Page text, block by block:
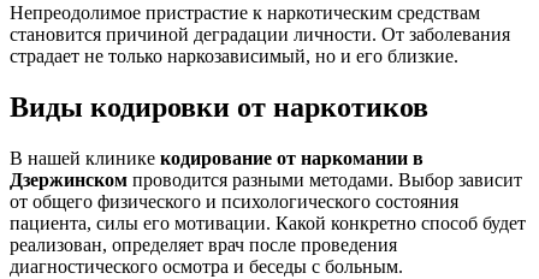
Непреодолимое пристрастие к наркотическим средствам
становится причиной деградации личности. От заболевания
страдает не только наркозависимый, но и его близкие.
Виды кодировки от наркотиков
В нашей клинике кодирование от наркомании в
Дзержинском проводится разными методами. Выбор зависит
от общего физического и психологического состояния
пациента, силы его мотивации. Какой конкретно способ будет
реализован, определяет врач после проведения
диагностического осмотра и беседы с больным.